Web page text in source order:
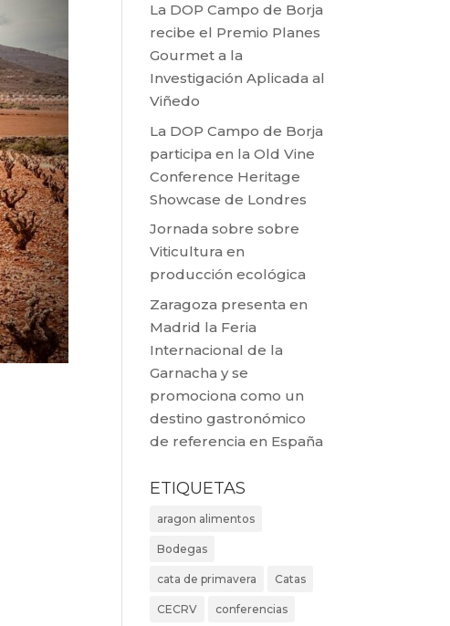
La DOP Campo de Borja
recibe el Premio Planes
Gourmet a la
Investigación Aplicada al
Viñedo
La DOP Campo de Borja
participa en la Old Vine
Conference Heritage
Showcase de Londres
Jornada sobre sobre
Viticultura en
producción ecológica
Zaragoza presenta en
Madrid la Feria
Internacional de la
Garnacha y se
promociona como un
destino gastronómico
de referencia en España
ETIQUETAS
aragon alimentos
Bodegas
cata de primavera Catas
CECRV conferencias